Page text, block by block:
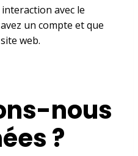
avec le
un compte et que
web.
nous
?